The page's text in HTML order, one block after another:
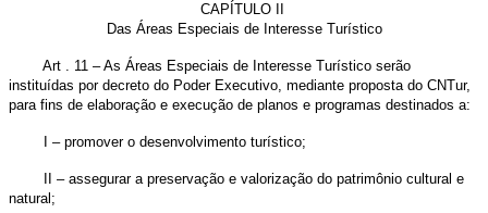
CAPÍTULO II
Das Áreas Especiais de Interesse Turístico
Art . 11 – As Áreas Especiais de Interesse Turístico serão
instituídas por decreto do Poder Executivo, mediante proposta do CNTur,
para fins de elaboração e execução de planos e programas destinados a:
I – promover o desenvolvimento turístico;
II – assegurar a preservação e valorização do patrimônio cultural e
natural;